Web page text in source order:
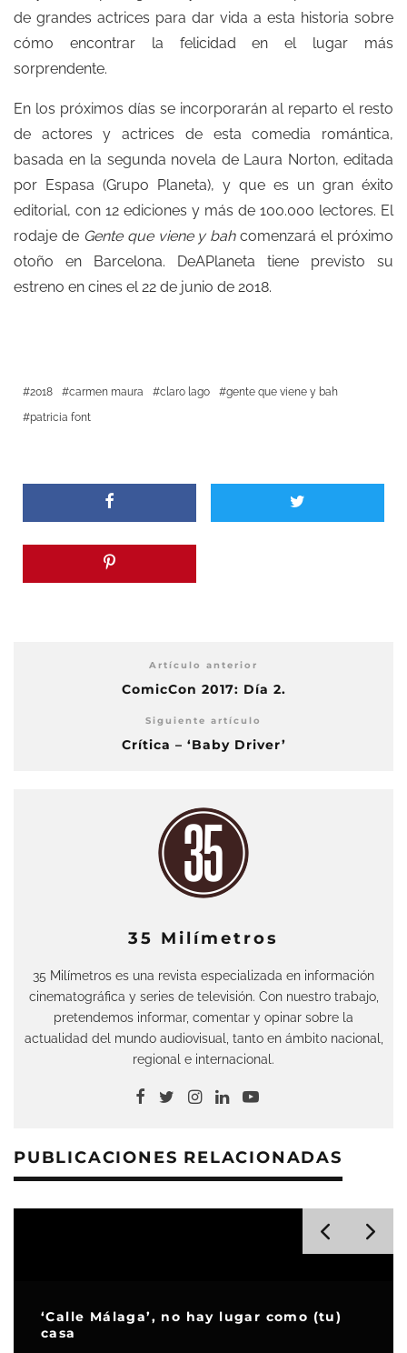
de grandes actrices para dar vida a esta historia sobre
cómo encontrar la felicidad en el lugar más
sorprendente.
En los próximos días se incorporarán al reparto el resto
de actores y actrices de esta comedia romántica,
basada en la segunda novela de Laura Norton, editada
por Espasa (Grupo Planeta), y que es un gran éxito
editorial, con 12 ediciones y más de 100.000 lectores. El
rodaje de Gente que viene y bahcomenzará el próximo
otoño en Barcelona. DeAPlaneta tiene previsto su
estreno en cines el 22 de junio​ de 2018.
2018 carmen maura claro lago
gente que viene y bah
patricia font
Artículo anterior
ComicCon 2017: Día 2.
Siguiente artículo
Crítica – ‘Baby Driver’
35 Milímetros
35 Milímetros es una revista especializada en información
cinematográfica y series de televisión. Con nuestro trabajo,
pretendemos informar, comentar y opinar sobre la
actualidad del mundo audiovisual, tanto en ámbito nacional,
regional e internacional.
PUBLICACIONES RELACIONADAS
‘Calle Málaga’, no hay lugar como (tu)
casa